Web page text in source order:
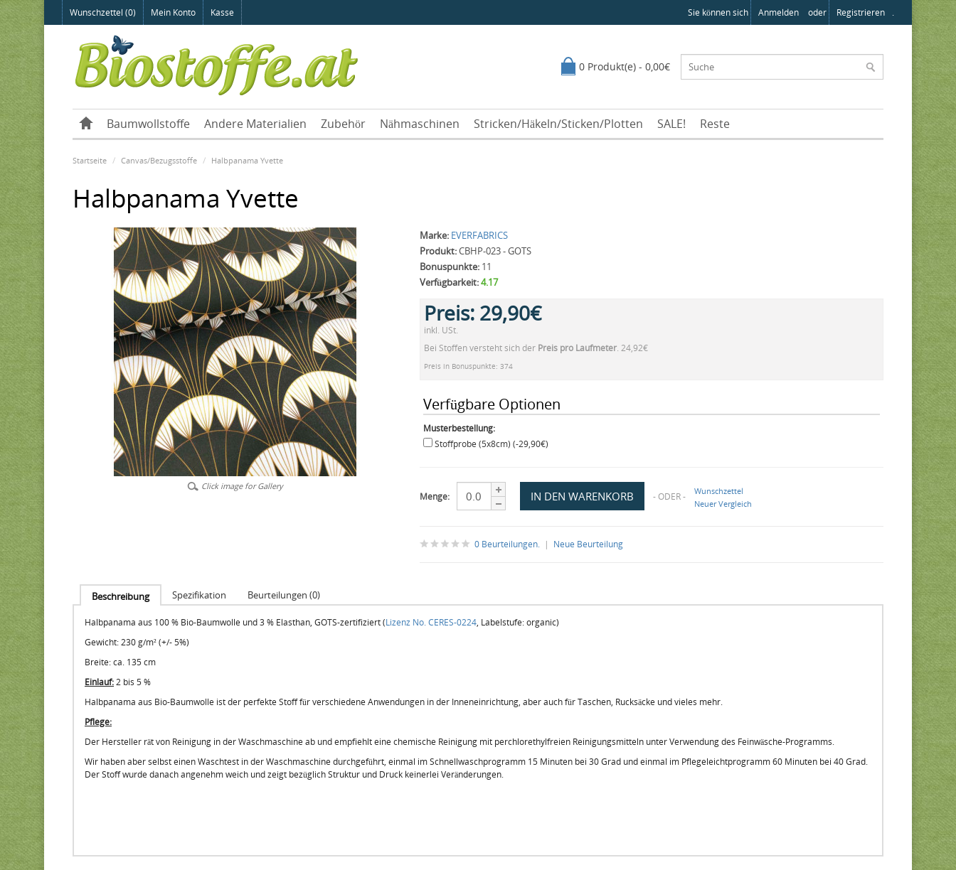
Wunschzettel (0) Mein Konto Kasse Sie können sich Anmelden oder Registrieren .
0 Produkt(e) - 0,00€
Baumwollstoffe Andere Materialien Zubehör Nähmaschinen Stricken/Häkeln/Sticken/Plotten SALE! Reste
Startseite Canvas/Bezugsstoffe Halbpanama Yvette
Halbpanama Yvette
Click image for Gallery
Marke: EVERFABRICS
Produkt:CBHP-023 - GOTS
Bonuspunkte:11
Verfügbarkeit:4.17
Preis: 29,90€
inkl. USt.
Bei Stoffen versteht sich der Preis pro Laufmeter. 24,92€
Preis in Bonuspunkte: 374
Verfügbare Optionen
Musterbestellung:
Stoffprobe (5x8cm) (-29,90€)
Menge: - ODER -
Wunschzettel
Neuer Vergleich
0 Beurteilungen.| Neue Beurteilung
Beschreibung Spezifikation Beurteilungen (0)
Halbpanama aus 100 % Bio-Baumwolle und 3 % Elasthan, GOTS-zertifiziert (Lizenz No. CERES-0224, Labelstufe: organic)
Gewicht: 230 g/m² (+/- 5%)
Breite: ca. 135 cm
Einlauf:2 bis 5 %
Halbpanama aus Bio-Baumwolle ist der perfekte Stoff für verschiedene Anwendungen in der Inneneinrichtung, aber auch für Taschen, Rucksäcke und vieles mehr.
Pflege:
Der Hersteller rät von Reinigung in der Waschmaschine ab und empfiehlt eine chemische Reinigung mit perchlorethylfreien Reinigungsmitteln unter Verwendung des Feinwäsche-Programms.
Wir haben aber selbst einen Waschtest in der Waschmaschine durchgeführt, einmal im Schnellwaschprogramm 15 Minuten bei 30 Grad und einmal im Pflegeleichtprogramm 60 Minuten bei 40 Grad.
Der Stoff wurde danach angenehm weich und zeigt bezüglich Struktur und Druck keinerlei Veränderungen.